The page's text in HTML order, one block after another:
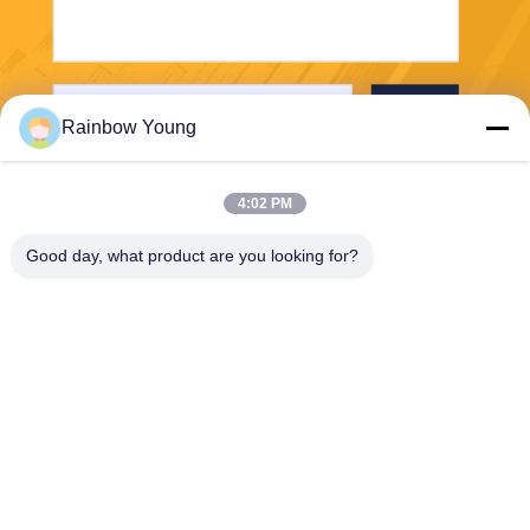
Rainbow Young
4:02 PM
Good day, what product are you looking for?